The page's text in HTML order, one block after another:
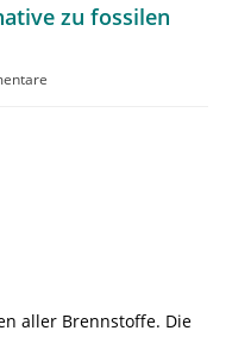
zu fossilen
aller Brennstoffe. Die